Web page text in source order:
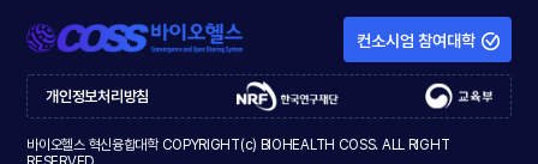
개인정보처리방침
바이오헬스 혁신융합대학 COPYRIGHT(c) BIOHEALTH COSS. ALL RIGHT
컨소시엄 참여대학